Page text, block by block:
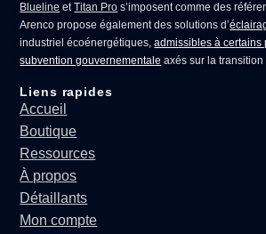
Blueline etTitan Pro s’imposent comme des
Arenco propose également des solutions d’
industriel écoénergétiques,admissibles à certains
subvention gouvernementale axés sur la
Liens rapides
Accueil
Boutique
Ressources
À propos
Détaillants
Mon compte